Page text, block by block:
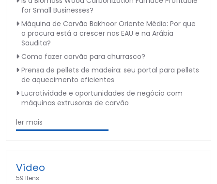
for Small Businesses?
Máquina de Carvão Bakhoor Oriente Médio: Por que
a procura está a crescer nos EAU e na Arábia
Saudita?
Como fazer carvão para churrasco?
Prensa de pellets de madeira: seu portal para pellets
de aquecimento eficientes
Lucratividade e oportunidades de negócio com
máquinas extrusoras de carvão
ler mais
Vídeo
59 Itens